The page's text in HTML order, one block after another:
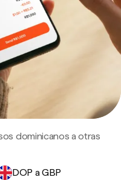
dominicanos a otras
DOP a GBP